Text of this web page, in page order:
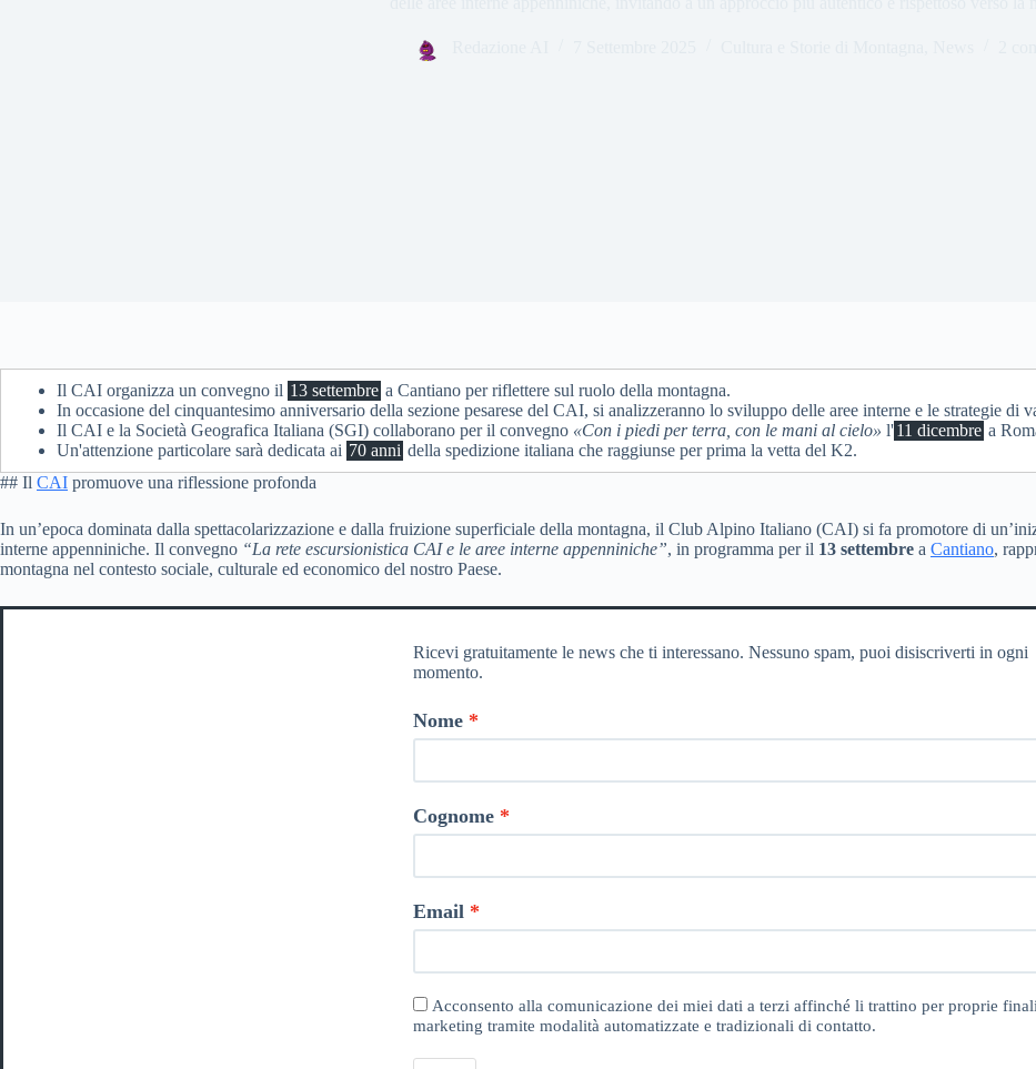
Il CAI organizza un convegno il 13 settembre a Cantiano per riflettere sul ruolo della montagna.
In occasione del cinquantesimo anniversario della sezione pesarese del CAI, si analizzeranno lo sviluppo delle aree interne e le strategie di
Il CAI e la Società Geografica Italiana (SGI) collaborano per il convegno «Con i piedi per terra, con le mani al cielo» l'11 dicembre a
Un'attenzione particolare sarà dedicata ai 70 anni della spedizione italiana che raggiunse per prima la vetta del K2.
## Il CAI promuove una riflessione profonda
In un’epoca dominata dalla spettacolarizzazione e dalla fruizione superficiale della montagna, il Club Alpino Italiano (CAI) si fa promotore di
interne appenniniche. Il convegno “La rete escursionistica CAI e le aree interne appenniniche”, in programma per il 13 settembre a Cantiano,
montagna nel contesto sociale, culturale ed economico del nostro Paese.
Ricevi gratuitamente le news che ti interessano. Nessuno spam, puoi disiscriverti in ogni
momento.
Nome
Cognome
Email
Acconsento alla comunicazione dei miei dati a terzi affinché li trattino per proprie
marketing tramite modalità automatizzate e tradizionali di contatto.